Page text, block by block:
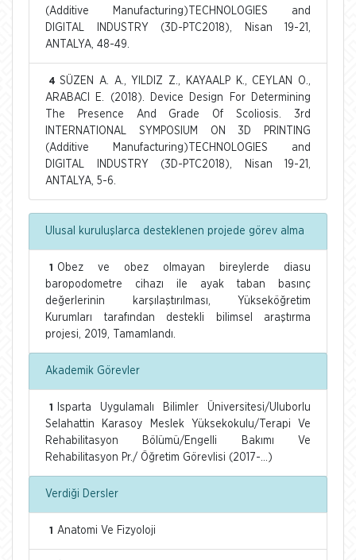
(Additive Manufacturing)TECHNOLOGIES and
DIGITAL INDUSTRY (3D-PTC2018), Nisan 19-21,
ANTALYA, 48-49.
4 SÜZEN A. A., YILDIZ Z., KAYAALP K., CEYLAN O.,
ARABACI E. (2018). Device Design For Determining
The Presence And Grade Of Scoliosis. 3rd
INTERNATIONAL SYMPOSIUM ON 3D PRINTING
(Additive Manufacturing)TECHNOLOGIES and
DIGITAL INDUSTRY (3D-PTC2018), Nisan 19-21,
ANTALYA, 5-6.
Ulusal kuruluşlarca desteklenen projede görev alma
1
Obez ve obez olmayan bireylerde diasu
baropodometre cihazı ile ayak taban basınç
değerlerinin karşılaştırılması, Yükseköğretim
Kurumları tarafından destekli bilimsel araştırma
projesi, 2019, Tamamlandı.
Akademik Görevler
1
Isparta Uygulamalı Bilimler Üniversitesi/Uluborlu
Selahattin Karasoy Meslek Yüksekokulu/Terapi Ve
Rehabilitasyon Bölümü/Engelli Bakımı Ve
Rehabilitasyon Pr./ Öğretim Görevlisi (2017-...)
Verdiği Dersler
1 Anatomi Ve Fizyoloji